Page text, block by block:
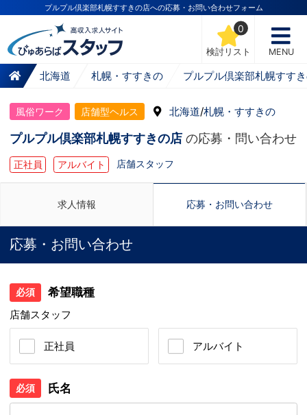
プルプル倶楽部札幌すすきの店への応募・お問い合わせフォーム
検討リスト
0
MENU
北海道 札幌・すすきの プルプル倶楽部札幌すす
風俗ワーク 店舗型ヘルス 北海道/札幌・すすきの
プルプル倶楽部札幌すすきの店 の応募・問い合わせ
正社員 アルバイト 店舗スタッフ
求人情報 応募・お問い合わせ
応募・お問い合わせ
必須 希望職種
店舗スタッフ
正社員 アルバイト
必須 氏名